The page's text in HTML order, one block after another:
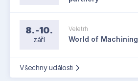
8.-10.
září
Veletrh
World of Machining
Všechny události